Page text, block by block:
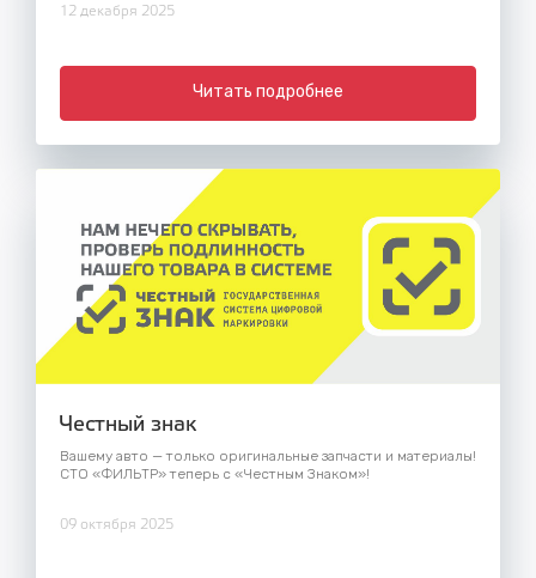
12 декабря 2025
Читать подробнее
Честный знак
Вашему авто — только оригинальные запчасти и материалы!
СТО «ФИЛЬТР» теперь с «Честным Знаком»!
09 октября 2025